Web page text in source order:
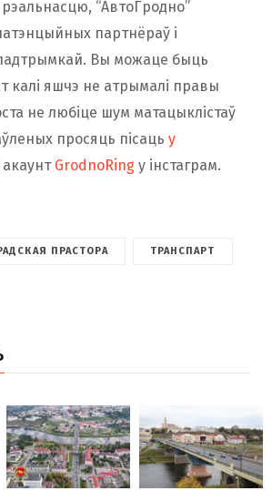
“АвтоГродно”
партнёраў і
Вы можаце быць
калі яшчэ не атрымалі правы
не любіце шум матацыклістаў
просяць пісаць у
акаунт GrodnoRing у інстаграм.
ПРАСТОРА ТРАНСПАРТ